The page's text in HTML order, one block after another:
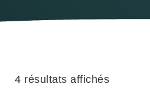
4 résultats affichés